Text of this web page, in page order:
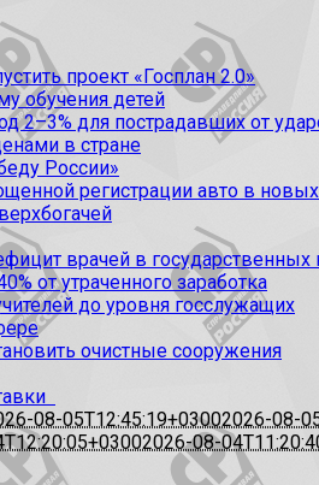
проект «Госплан 2.0»
обучения детей
для пострадавших от
в стране
России»
регистрации авто в
врачей в государственных
от утраченного заработка
до уровня госслужащих
очистные сооружения
08-05T12:45:19+03002026-08-
2026-08-